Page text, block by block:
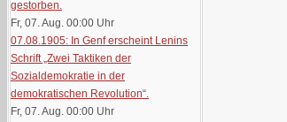
gestorben.
Fr, 07. Aug. 00:00 Uhr
07.08.1905: In Genf erscheint Lenins
Schrift „Zwei Taktiken der
Sozialdemokratie in der
demokratischen Revolution“.
Fr, 07. Aug. 00:00 Uhr